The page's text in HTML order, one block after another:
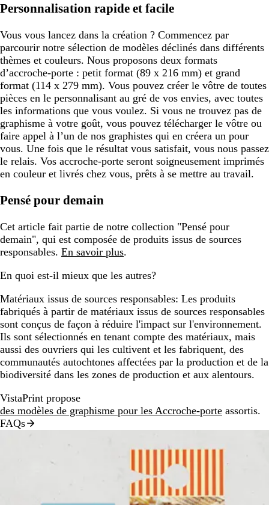
Personnalisation rapide et facile
Vous vous lancez dans la création ? Commencez par
parcourir notre sélection de modèles déclinés dans différents
thèmes et couleurs. Nous proposons deux formats
d’accroche-porte : petit format (89 x 216 mm) et grand
format (114 x 279 mm). Vous pouvez créer le vôtre de toutes
pièces en le personnalisant au gré de vos envies, avec toutes
les informations que vous voulez. Si vous ne trouvez pas de
graphisme à votre goût, vous pouvez télécharger le vôtre ou
faire appel à l’un de nos graphistes qui en créera un pour
vous. Une fois que le résultat vous satisfait, vous nous passez
le relais. Vos accroche-porte seront soigneusement imprimés
en couleur et livrés chez vous, prêts à se mettre au travail.
Pensé pour demain
Cet article fait partie de notre collection "Pensé pour
demain", qui est composée de produits issus de sources
responsables. En savoir plus.
En quoi est-il mieux que les autres?
Matériaux issus de sources responsables: Les produits
fabriqués à partir de matériaux issus de sources responsables
sont conçus de façon à réduire l'impact sur l'environnement.
Ils sont sélectionnés en tenant compte des matériaux, mais
aussi des ouvriers qui les cultivent et les fabriquent, des
communautés autochtones affectées par la production et de la
biodiversité dans les zones de production et aux alentours.
VistaPrint propose
des modèles de graphisme pour les Accroche-porte assortis.
FAQs